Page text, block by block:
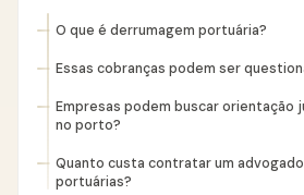
O que é derrumagem portuária?
Essas cobranças podem ser
Empresas podem buscar orientação
no porto?
Quanto custa contratar um
portuárias?